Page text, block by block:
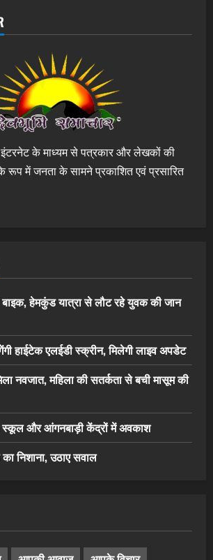
इंटरनेट के माध्यम से पत्रकार और लेखकों की
रूप में जनता के सामने प्रकाशित एवं प्रसारित
हेमकुंड यात्रा से लौट रहे युवक की जान
हाईटेक एलईडी स्क्रीन, मिलेगी लाइव अपडेट
नवजात, महिला की सतर्कता से बची मासूम की
स्कूल और आंगनबाड़ी केंद्रों में अवकाश
निशाना, उठाए सवाल